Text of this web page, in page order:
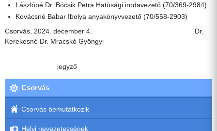
Lászlóné Dr. Bócsik Petra Hatósági irodavezető (70/369-2984)
Kovácsné Babar Ibolya anyakönyvvezető (70/558-2903)
Csorvás, 2024. december 4. Dr.
Kerekesné Dr. Mracskó Gyöngyi
jegyző
Csorvás
Csorvás bemutatkozik
Helyi nevezetességek